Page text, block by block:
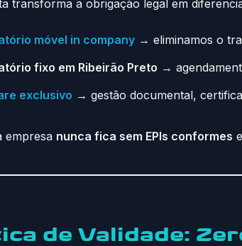
transforma a obrigação legal em
móvel in company → eliminamos o
fixo em Ribeirão Preto →
exclusivo → gestão documental,
empresa nunca fica sem EPIs conformes
de Validade: